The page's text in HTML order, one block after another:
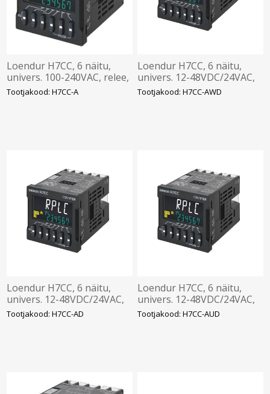
Loendur H7CC, 6 näitu,
univers. 100-240VAC, relee,
Omron
Tootjakood: H7CC-A
Loendur H7CC, 6 näitu,
univers. 12-48VDC/24VAC,
relee, Omron
Tootjakood: H7CC-AWD
Loendur H7CC, 6 näitu,
univers. 12-48VDC/24VAC,
relee, Omron
Tootjakood: H7CC-AD
Loendur H7CC, 6 näitu,
univers. 12-48VDC/24VAC,
relee, transistor, Omron
Tootjakood: H7CC-AUD